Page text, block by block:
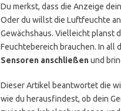
Du merkst, dass die Anzeige
Oder du willst die Luftfeuchte
Gewächshaus. Vielleicht planst
Feuchtebereich brauchen. In all
Sensoren anschließenund
Dieser Artikel beantwortet die
wie du herausfindest, ob dein